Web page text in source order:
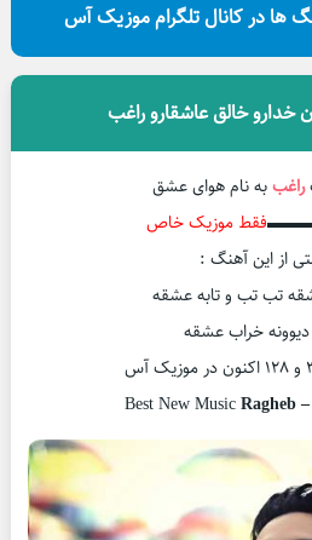
ها در کانال تلگرام موزیک آس
خدارو خالق عاشقارو راغب
راغببه نام هوای عشق
فقط موزیک خاص
از این آهنگ :
تب تب و تابه عشقه
خراب عشقه
Best New MusicRagheb